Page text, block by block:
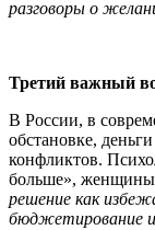
разговоры о
Третий важный
В России, в
обстановке,
конфликтов.
больше», женщины
решение как
бюджетирование